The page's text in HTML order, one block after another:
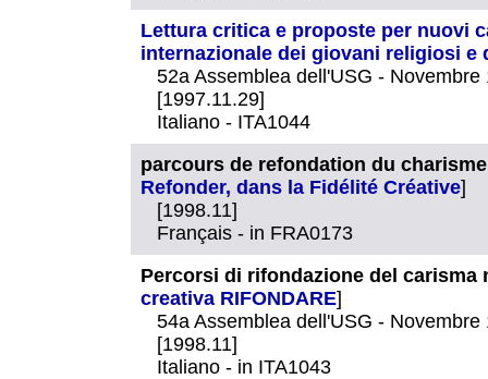
Lettura critica e proposte per nuovi
internazionale dei giovani religiosi e
52a Assemblea dell'USG - Novembre
[1997.11.29]
Italiano - ITA1044
parcours de refondation du
Refonder, dans la Fidélité Créative]
[1998.11]
Français - in FRA0173
Percorsi di rifondazione del
creativa RIFONDARE]
54a Assemblea dell'USG - Novembre
[1998.11]
Italiano - in ITA1043